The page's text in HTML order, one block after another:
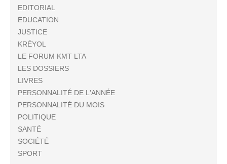
EDITORIAL
EDUCATION
JUSTICE
KRÉYOL
LE FORUM KMT LTA
LES DOSSIERS
LIVRES
PERSONNALITÉ DE L'ANNÉE
PERSONNALITÉ DU MOIS
POLITIQUE
SANTÉ
SOCIÉTÉ
SPORT